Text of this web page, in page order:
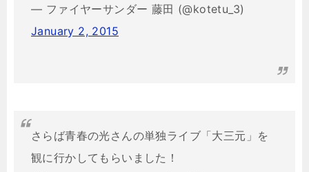
— ファイヤーサンダー 藤田 (@kotetu_3)
January 2, 2015
さらば青春の光さんの単独ライブ「大三元」を
観に行かしてもらいました！